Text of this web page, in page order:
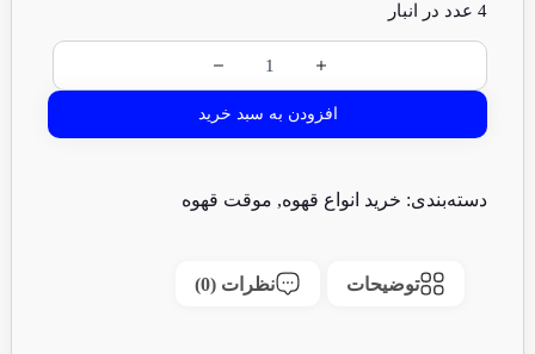
4 عدد در انبار
افزودن به سبد خرید
دسته‌بندی: خرید انواع قهوه, موقت قهوه
توضیحات نظرات (0)